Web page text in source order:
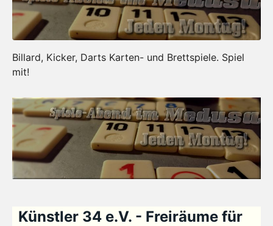
Billard, Kicker, Darts Karten- und Brettspiele. Spiel
mit!
Künstler 34 e.V. - Freiräume für